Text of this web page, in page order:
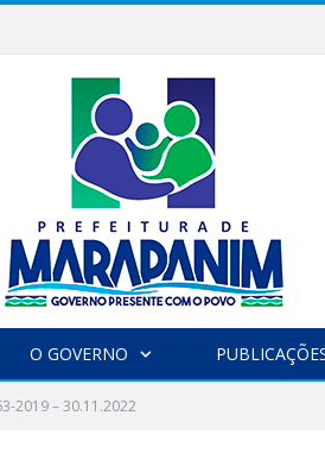
O GOVERNO
2019 – 30.11.2022